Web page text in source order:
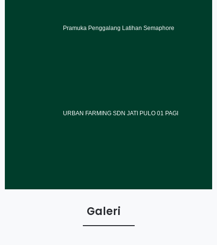
Pramuka Penggalang Latihan Semaphore
URBAN FARMING SDN JATI PULO 01 PAGI
Galeri